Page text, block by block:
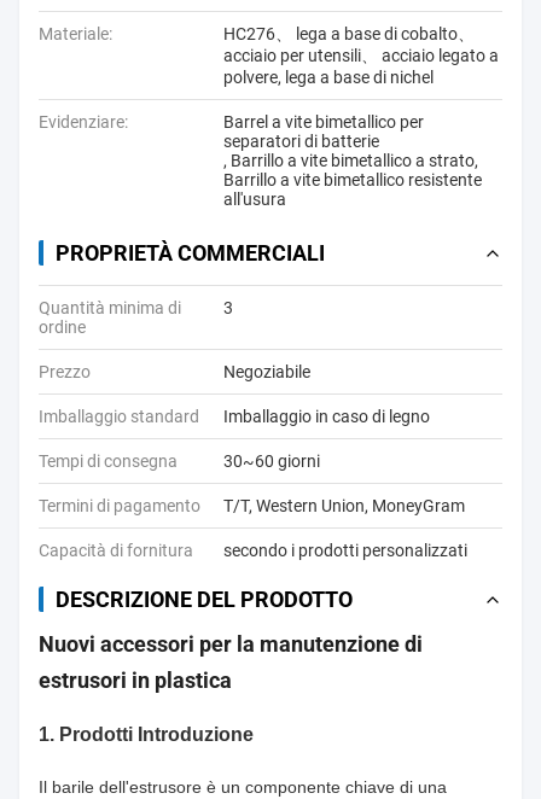
Materiale:
HC276、 lega a base di cobalto、
acciaio per utensili、 acciaio legato a
polvere, lega a base di nichel
Evidenziare:
Barrel a vite bimetallico per
separatori di batterie
, Barrillo a vite bimetallico a strato,
Barrillo a vite bimetallico resistente
all'usura
PROPRIETÀ COMMERCIALI
Quantità minima di
ordine
3
Prezzo Negoziabile
Imballaggio standard Imballaggio in caso di legno
Tempi di consegna 30~60 giorni
Termini di pagamento T/T, Western Union, MoneyGram
Capacità di fornitura secondo i prodotti personalizzati
DESCRIZIONE DEL PRODOTTO
Nuovi accessori per la manutenzione di
estrusori in plastica
1. Prodotti Introduzione
Il barile dell'estrusore è un componente chiave di una